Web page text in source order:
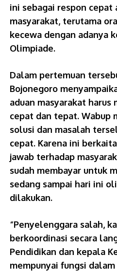
ini sebagai respon cepat
masyarakat, terutama
kecewa dengan adanya
Olimpiade.
Dalam pertemuan
Bojonegoro
aduan masyarakat harus
cepat dan tepat. Wabup
solusi dan masalah
cepat. Karena ini
jawab terhadap
sudah membayar untuk
sedang sampai hari ini
dilakukan.
“Penyelenggara salah,
berkoordinasi secara
Pendidikan dan kepala
mempunyai fungsi